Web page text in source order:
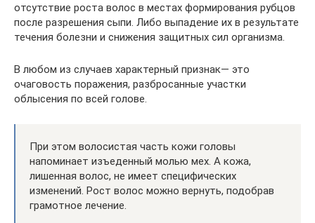
отсутствие роста волос в местах формирования рубцов
после разрешения сыпи. Либо выпадение их в результате
течения болезни и снижения защитных сил организма.
В любом из случаев характерный признак— это
очаговость поражения, разбросанные участки
облысения по всей голове.
При этом волосистая часть кожи головы
напоминает изъеденный молью мех. А кожа,
лишенная волос, не имеет специфических
изменений. Рост волос можно вернуть, подобрав
грамотное лечение.